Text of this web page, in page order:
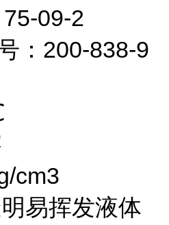
09-2
：200-838-9
cm3
易挥发液体